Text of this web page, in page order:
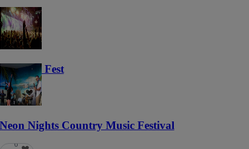
Haunted Fest
58
Neon Nights Country Music Festival
6